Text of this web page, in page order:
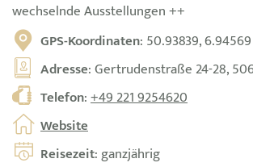
wechselnde Ausstellungen ++
GPS-Koordinaten: 50.93839, 6.94569
Adresse: Gertrudenstraße 24-28,
Telefon:+49 221 9254620
Website
Reisezeit: ganzjährig